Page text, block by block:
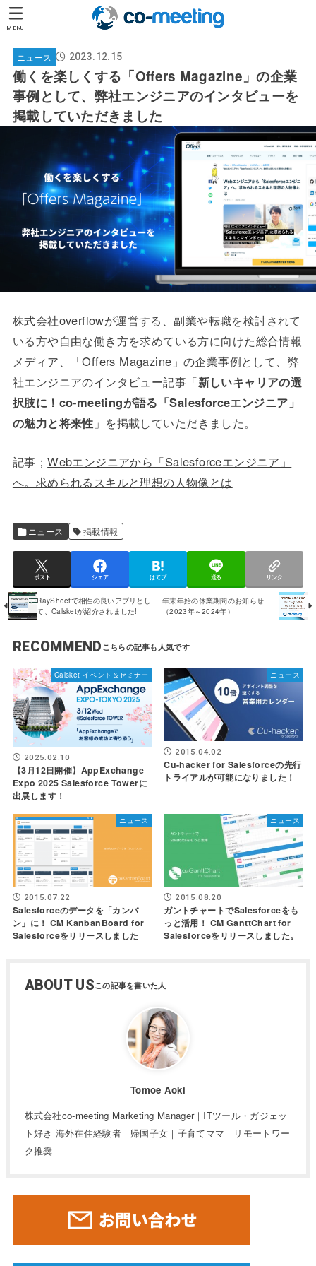
MENU
ニュース 2023.12.15
働くを楽しくする「Offers Magazine」の企業
事例として、弊社エンジニアのインタビューを
掲載していただきました
株式会社overflowが運営する、副業や転職を検討されて
いる方や自由な働き方を求めている方に向けた総合情報
メディア、「Offers Magazine」の企業事例として、弊
社エンジニアのインタビュー記事「新しいキャリアの選
択肢に！co-meetingが語る「Salesforceエンジニア」
の魅力と将来性 」を掲載していただきました。
記事；Webエンジニアから「Salesforceエンジニア」
へ。求められるスキルと理想の人物像とは
ニュース 掲載情報
ポスト シェア はてブ 送る リンク
RaySheetで相性の良いアプリとし
て、Calsketが紹介されました!
年末年始の休業期間のお知らせ
（2023年～2024年）
RECOMMEND
Calsket イベント＆セミナー
2025.02.10
【3月12日開催】AppExchange
Expo 2025 Salesforce Towerに
出展します！
ニュース
2015.04.02
Cu-hacker for Salesforceの先行
トライアルが可能になりました！
ニュース
2015.07.22
Salesforceのデータを「カンバ
ン」に！ CM KanbanBoard for
Salesforceをリリースしました
ニュース
2015.08.20
ガントチャートでSalesforceをも
っと活用！ CM GanttChart for
Salesforceをリリースしました。
ABOUT US
Tomoe Aoki
株式会社co-meeting Marketing Manager｜ITツール・ガジェッ
ト好き 海外在住経験者｜帰国子女｜子育てママ｜リモートワー
ク推奨